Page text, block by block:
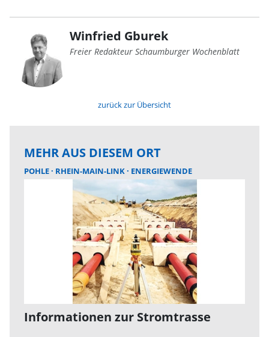
Winfried Gburek
Freier Redakteur Schaumburger Wochenblatt
zurück zur Übersicht
MEHR AUS DIESEM ORT
POHLE RHEIN-MAIN-LINK ENERGIEWENDE
Informationen zur Stromtrasse